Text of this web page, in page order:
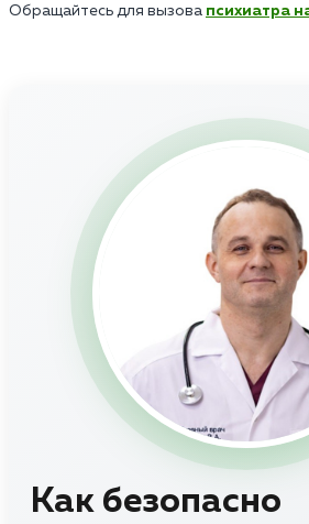
Обращайтесь для вызова психиатра
Как безопасно